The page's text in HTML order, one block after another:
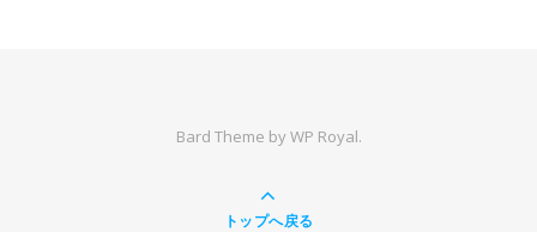
Bard Theme byWP Royal.
トップへ戻る